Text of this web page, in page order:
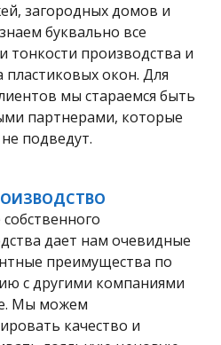
загородных домов и
буквально все
тонкости производства и
окон. Для
мы стараемся быть
партнерами, которые
подведут.
дает нам очевидные
преимущества по
с другими компаниями
Мы можем
качество и